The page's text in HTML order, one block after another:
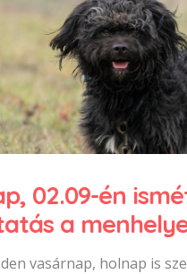
02.09-én
a
vasárnap, holnap is